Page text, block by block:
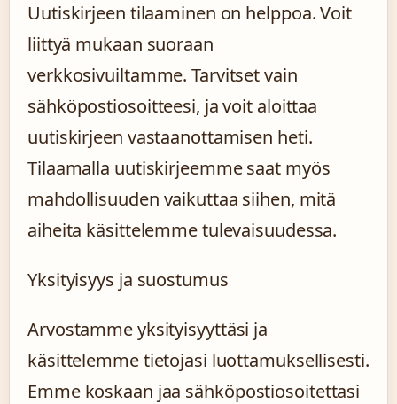
Uutiskirjeen tilaaminen on helppoa. Voit
liittyä mukaan suoraan
verkkosivuiltamme. Tarvitset vain
sähköpostiosoitteesi, ja voit aloittaa
uutiskirjeen vastaanottamisen heti.
Tilaamalla uutiskirjeemme saat myös
mahdollisuuden vaikuttaa siihen, mitä
aiheita käsittelemme tulevaisuudessa.
Yksityisyys ja suostumus
Arvostamme yksityisyyttäsi ja
käsittelemme tietojasi luottamuksellisesti.
Emme koskaan jaa sähköpostiosoitettasi